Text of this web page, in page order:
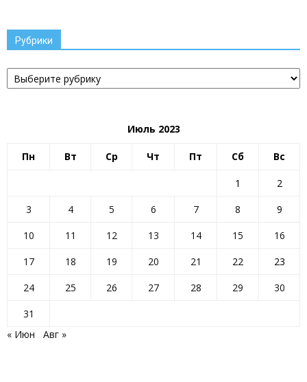
Рубрики
Рубрики
Июль 2023
Пн Вт Ср Чт Пт Сб Вс
1
2
3
4 5 6 7 8
9
10
11 12 13 14 15
16
17
18 19 20 21 22
23
24
25 26 27 28 29
30
31
« Июн
Авг »